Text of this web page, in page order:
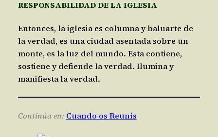
RESPONSABILIDAD DE LA IGLESIA
Entonces, la iglesia es columna y baluarte de
la verdad, es una ciudad asentada sobre un
monte, es la luz del mundo. Esta contiene,
sostiene y defiende la verdad. Ilumina y
manifiesta la verdad.
Continúa en: Cuando os Reunís